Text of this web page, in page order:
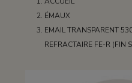
ÉMAUX
EMAIL TRANSPARENT
REFRACTAIRE FE-R (FIN